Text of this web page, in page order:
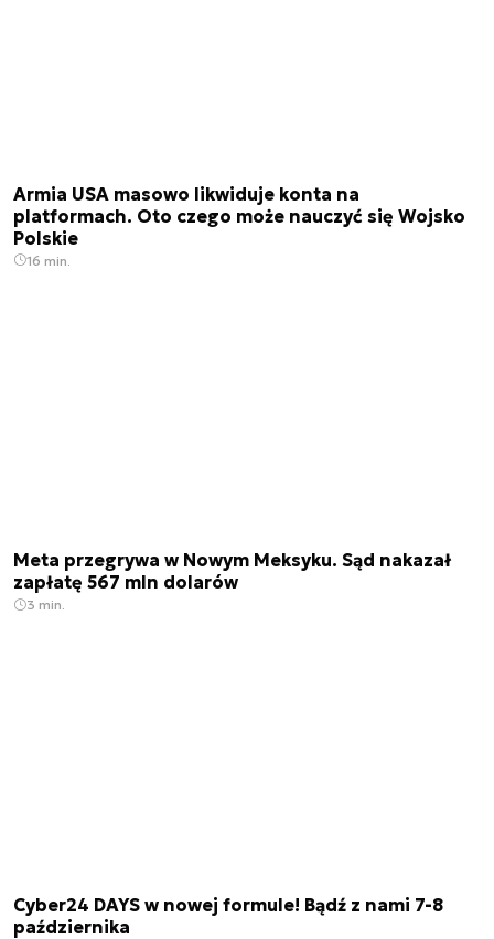
Armia USA masowo likwiduje konta na
platformach. Oto czego może nauczyć się Wojsko
Polskie
16 min.
Meta przegrywa w Nowym Meksyku. Sąd nakazał
zapłatę 567 mln dolarów
3 min.
Cyber24 DAYS w nowej formule! Bądź z nami 7-8
października